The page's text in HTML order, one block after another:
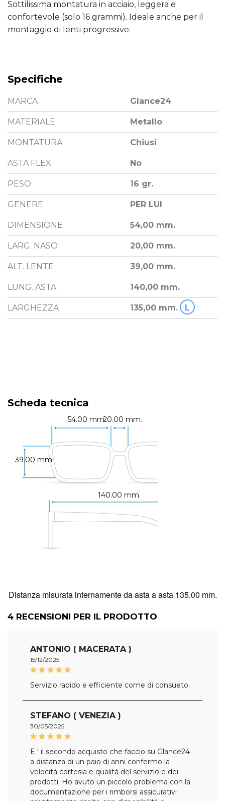
Sottilissima montatura in acciaio, leggera e
confortevole (solo 16 grammi). Ideale anche per il
montaggio di lenti progressive.
Specifiche
MARCA Glance24
MATERIALE Metallo
MONTATURA Chiusi
ASTA FLEX No
PESO 16 gr.
GENERE PER LUI
DIMENSIONE 54,00 mm.
LARG. NASO 20,00 mm.
ALT. LENTE 39,00 mm.
LUNG. ASTA 140,00 mm.
LARGHEZZA 135,00 mm. L
Scheda tecnica
54.00 mm.20.00 mm.
140.00 mm.
39.00 mm.
Distanza misurata internamente da asta a asta 135.00 mm.
4 RECENSIONI PER IL PRODOTTO
ANTONIO ( MACERATA )
15/12/2025
Servizio rapido e efficiente come di consueto.
STEFANO ( VENEZIA )
30/05/2025
E ' il secondo acquisto che faccio su Glance24
a distanza di un paio di anni confermo la
velocità cortesia e qualità del servizio e dei
prodotti. Ho avuto un piccolo problema con la
documentazione per i rimborsi assicurativi